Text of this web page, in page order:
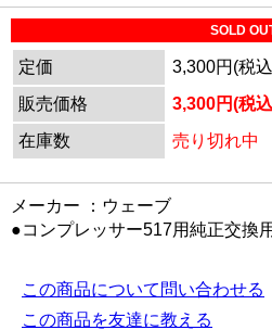
SOLD
定価
3,300円(税
販売価格
3,300円(税
在庫数
売り切れ中
メーカー ：ウェーブ
●コンプレッサー517用純正交換
この商品について問い合わせる
この商品を友達に教える